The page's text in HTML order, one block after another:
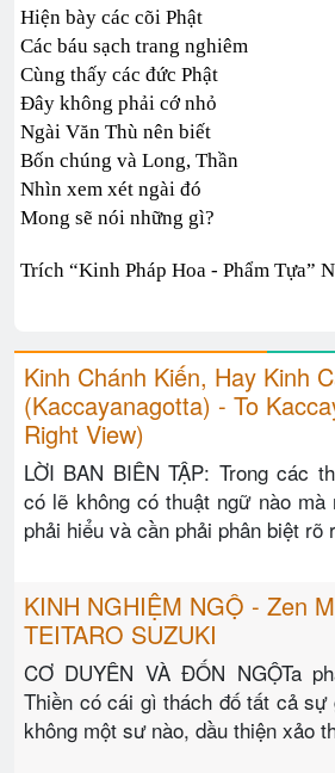
Hiện bày các cõi Phật
Các báu sạch trang nghiêm
Cùng thấy các đức Phật
Đây không phải cớ nhỏ
Ngài Văn Thù nên biết
Bốn chúng và Long, Thần
Nhìn xem xét ngài đó
Mong sẽ nói những gì?
Trích “Kinh Pháp Hoa - Phẩm Tựa”
Kinh Chánh Kiến, Hay Kinh
(Kaccayanagotta) - To
Right View)
LỜI BAN BIÊN TẬP: Trong các
có lẽ không có thuật ngữ nào
phải hiểu và cần phải phân biệt rõ
KINH NGHIỆM NGỘ - Zen
TEITARO SUZUKI
CƠ DUYÊN VÀ ĐỐN NGỘTa
Thiền có cái gì thách đố tất cả
không một sư nào, dầu thiện xảo